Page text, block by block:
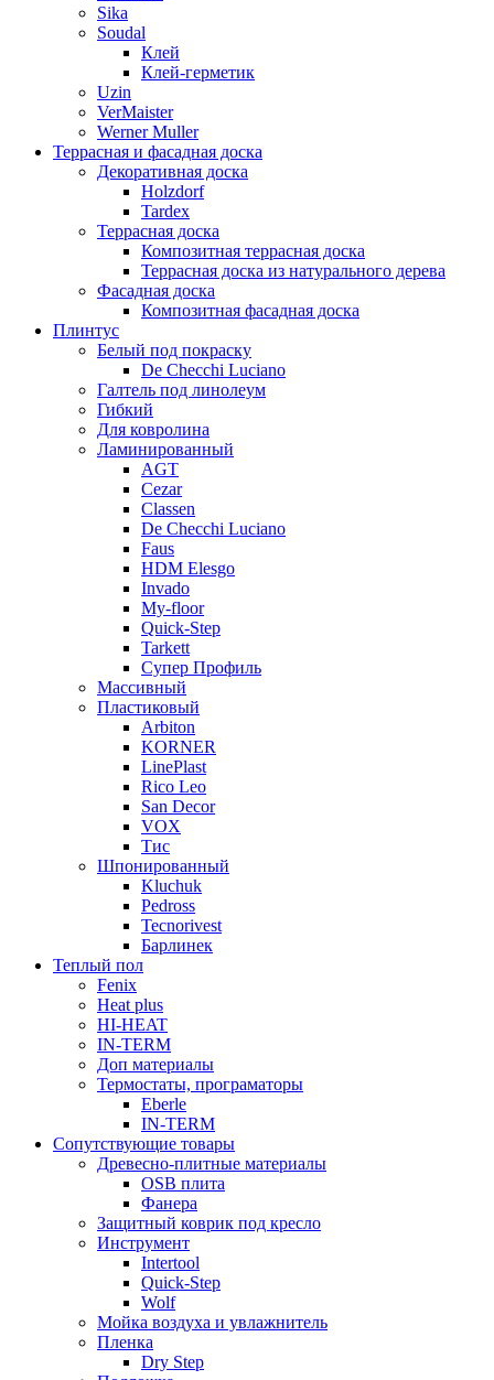
Sika
Soudal
Клей
Клей-герметик
Uzin
VerMaister
Werner Muller
Террасная и фасадная доска
Декоративная доска
Holzdorf
Tardex
Террасная доска
Композитная террасная доска
Террасная доска из натурального дерева
Фасадная доска
Композитная фасадная доска
Плинтус
Белый под покраску
De Checchi Luciano
Галтель под линолеум
Гибкий
Для ковролина
Ламинированный
AGT
Cezar
Classen
De Checchi Luciano
Faus
HDM Elesgo
Invado
My-floor
Quick-Step
Tarkett
Супер Профиль
Массивный
Пластиковый
Arbiton
KORNER
LinePlast
Rico Leo
San Decor
VOX
Тис
Шпонированный
Kluchuk
Pedross
Tecnorivest
Барлинек
Теплый пол
Fenix
Heat plus
HI-HEAT
IN-TERM
Доп материалы
Термостаты, програматоры
Eberle
IN-TERM
Сопутствующие товары
Древесно-плитные материалы
OSB плита
Фанера
Защитный коврик под кресло
Инструмент
Intertool
Quick-Step
Wolf
Мойка воздуха и увлажнитель
Пленка
Dry Step